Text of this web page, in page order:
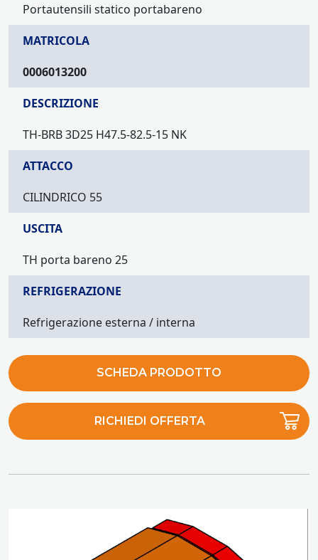
Portautensili statico portabareno
MATRICOLA
0006013200
DESCRIZIONE
TH-BRB 3D25 H47.5-82.5-15 NK
ATTACCO
CILINDRICO 55
USCITA
TH porta bareno 25
REFRIGERAZIONE
Refrigerazione esterna / interna
SCHEDA PRODOTTO
RICHIEDI OFFERTA